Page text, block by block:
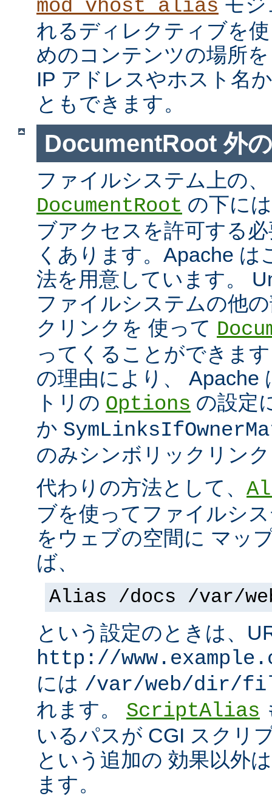
mod_vhost_alias
れるディレクティブを
めのコンテンツの場所
IP アドレスやホスト名
ともできます。
DocumentRoot 外
ファイルシステム上の
DocumentRoot の下に
ブアクセスを許可する
くあります。Apache は
法を用意しています。
ファイルシステムの他
クリンクを 使って
ってくることができま
の理由により、 Apache
トリの Options の設定
か
のみシンボリックリン
代わりの方法として、
ブを使ってファイルシ
をウェブの空間に マッ
ば、
Alias /docs /var/
という設定のときは、
http://
には /var/web/dir/
れます。 ScriptAlias
いるパスが CGI スクリ
という追加の 効果以外
ます。